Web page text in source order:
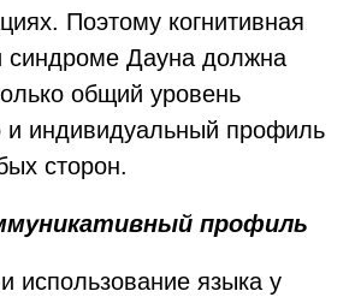
Поэтому когнитивная
синдроме Дауна должна
общий уровень
и индивидуальный профиль
сторон.
профиль
использование языка у